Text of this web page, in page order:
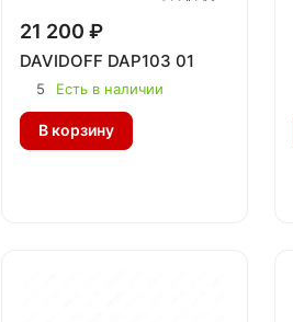
21 200 ₽
DAVIDOFF DAP103 01
5 Есть в наличии
В корзину